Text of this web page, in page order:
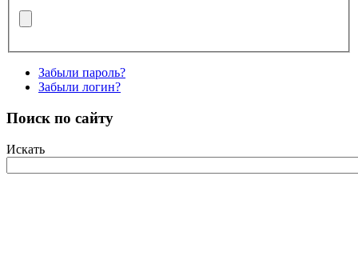
Забыли пароль?
Забыли логин?
Поиск по сайту
Искать